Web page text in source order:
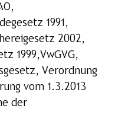
1991,
2002,
1999,VwGVG,
Verordnung
vom 1.3.2013
der